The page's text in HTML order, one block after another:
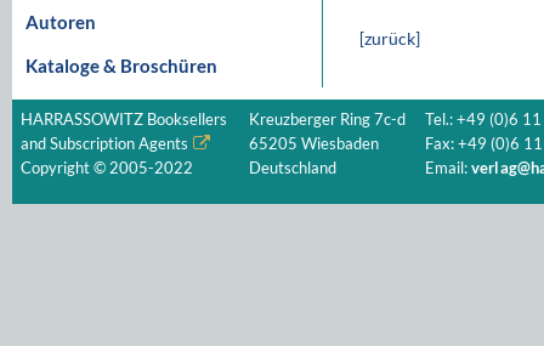
Autoren
Kataloge & Broschüren
[zurück]
HARRASSOWITZ Booksellers
and Subscription Agents
Copyright © 2005-2022
Kreuzberger Ring 7c-d
65205 Wiesbaden
Deutschland
Tel.: +49 (0)6
Fax: +49 (0)6
Email: